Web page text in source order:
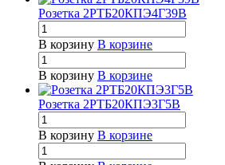
Розетка 2РТБ20КПЭ4Г39В
В корзину В корзине
В корзину В корзине
Розетка 2РТБ20КПЭ3Г5В
В корзину В корзине